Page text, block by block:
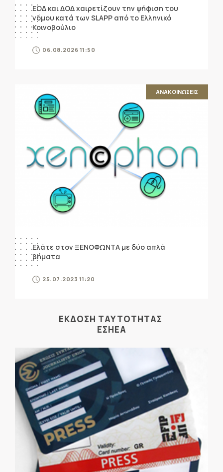
ΕΟΔ και ΔΟΔ χαιρετίζουν την ψήφιση του
νόμου κατά των SLAPP από το Ελληνικό
Κοινοβούλιο
06.08.2026 11:50
ΑΝΑΚΟΙΝΩΣΕΙΣ
Ελάτε στον ΞΕΝΟΦΩΝΤΑ με δύο απλά
βήματα
25.07.2023 11:20
ΕΚΔΟΣΗ ΤΑΥΤΟΤΗΤΑΣ
ΕΣΗΕΑ